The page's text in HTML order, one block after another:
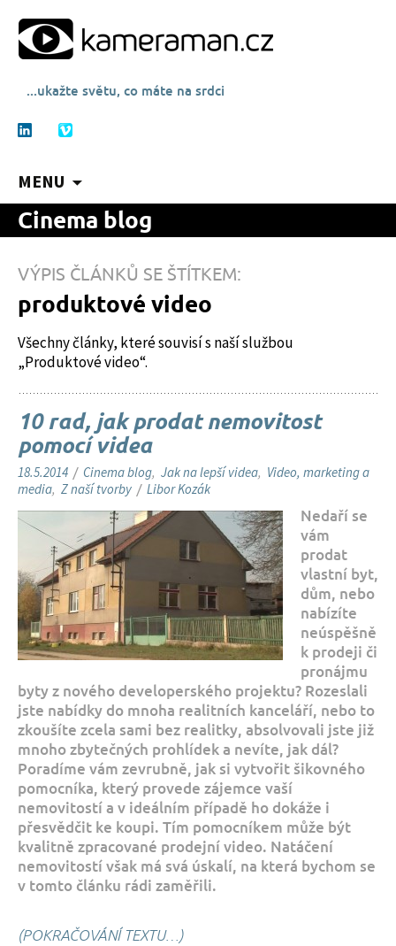
...ukažte světu, co máte na srdci
MENU
ř
Cinema blog
VÝPIS ČLÁNKŮ SE ŠTÍTKEM:
produktové video
Všechny články, které souvisí s naší službou
„Produktové video“.
10 rad, jak prodat nemovitost
pomocí videa
18.5.2014 / Cinema blog, Jak na lepší videa, Video, marketing a
media, Z naší tvorby / Libor Kozák
Nedaří se
vám
prodat
vlastní byt,
dům, nebo
nabízíte
neúspěšně
k prodeji či
pronájmu
byty z nového developerského projektu? Rozeslali
jste nabídky do mnoha realitních kanceláří, nebo to
zkoušíte zcela sami bez realitky, absolvovali jste již
mnoho zbytečných prohlídek a nevíte, jak dál?
Poradíme vám zevrubně, jak si vytvořit šikovného
pomocníka, který provede zájemce vaší
nemovitostí a v ideálním případě ho dokáže i
přesvědčit ke koupi. Tím pomocníkem může být
kvalitně zpracované prodejní video. Natáčení
nemovitostí však má svá úskalí, na která bychom se
v tomto článku rádi zaměřili.
(POKRAČOVÁNÍ TEXTU…)